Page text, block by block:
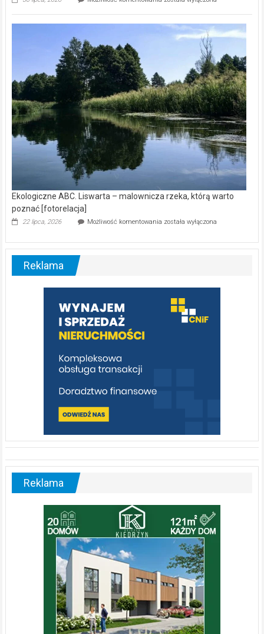
kamerą
wśród
Ekologiczne ABC. Liswarta – malownicza rzeka, którą warto
poznać [fotorelacja]
22 lipca, 2026 Możliwość komentowania Ekologiczne
–
warto
poznać
[fotorelacja]
została wyłączona
Reklama
Reklama